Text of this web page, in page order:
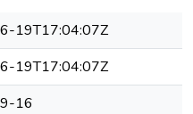
19T17:04:07Z
19T17:04:07Z
16